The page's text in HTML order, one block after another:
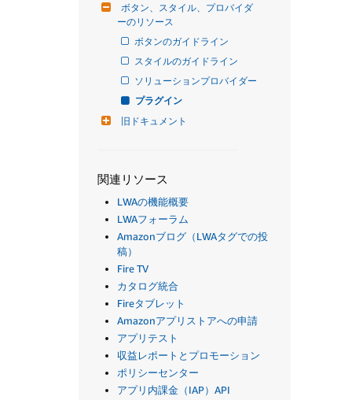
ボタン、スタイル、プロバイダ
ーのリソース
ボタンのガイドライン
スタイルのガイドライン
ソリューションプロバイダー
プラグイン
旧ドキュメント
関連リソース
LWAの機能概要
LWAフォーラム
Amazonブログ（LWAタグでの投
稿）
Fire TV
カタログ統合
Fireタブレット
Amazonアプリストアへの申請
アプリテスト
収益レポートとプロモーション
ポリシーセンター
アプリ内課金（IAP）API